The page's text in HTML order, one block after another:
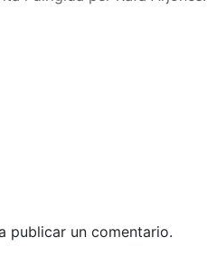
publicar un comentario.